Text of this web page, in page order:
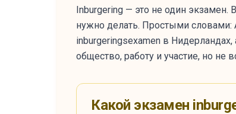
Inburgering — это не один
нужно делать. Простыми словами:
inburgeringsexamen в
общество, работу и участие, но не
Какой экзамен